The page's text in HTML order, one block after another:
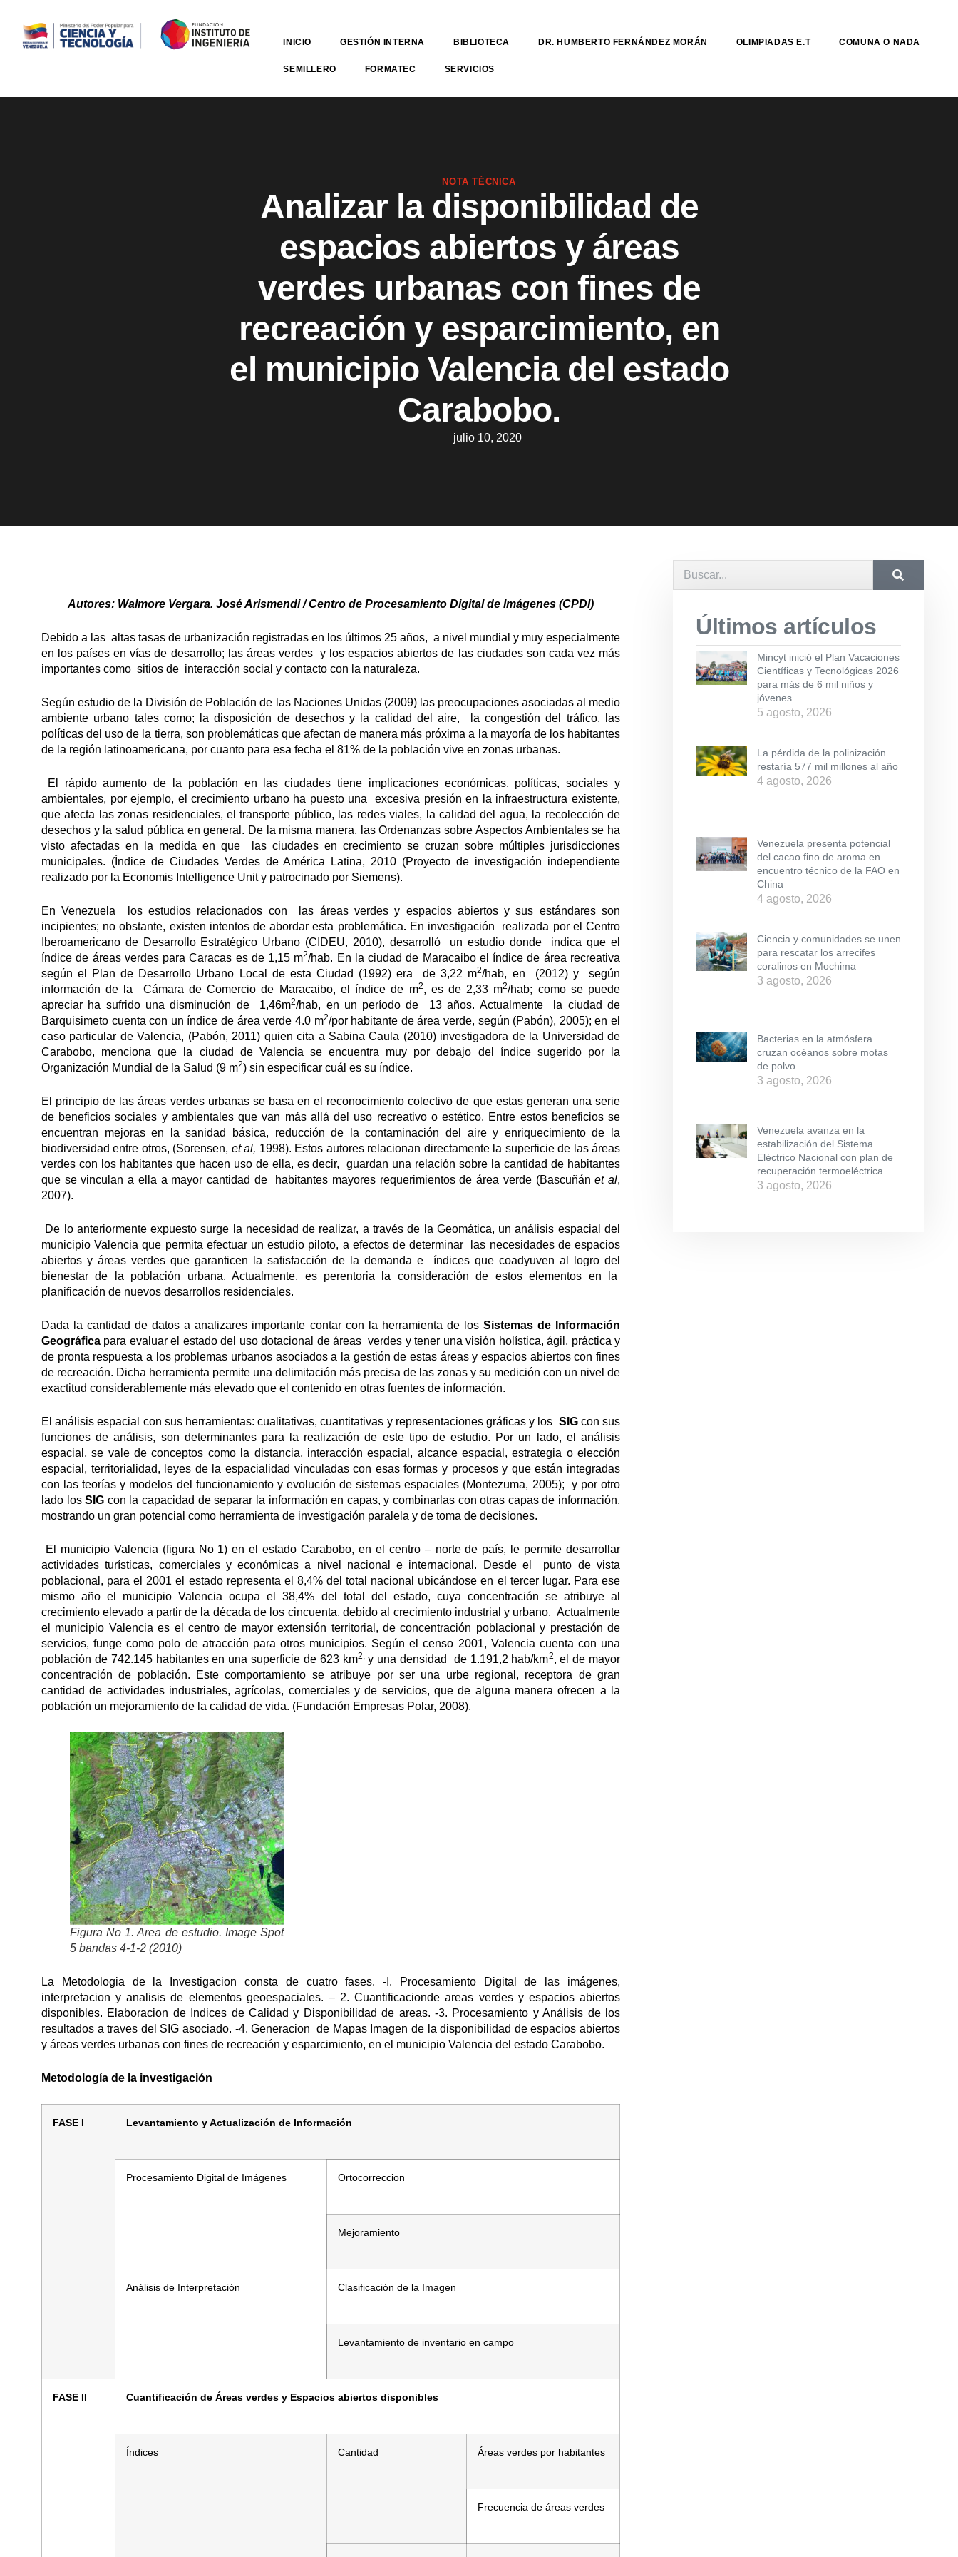
INICIO GESTIÓN INTERNA BIBLIOTECA DR. HUMBERTO FERNÁNDEZ MORÁN OLIMPIADAS E.T COMUNA O NADA
SEMILLERO FORMATEC SERVICIOS
NOTA TÉCNICA
Analizar la disponibilidad de
espacios abiertos y áreas
verdes urbanas con fines de
recreación y esparcimiento, en
el municipio Valencia del estado
Carabobo.
julio 10, 2020
Autores: Walmore Vergara. José Arismendi / Centro de Procesamiento Digital de Imágenes (CPDI)
Debido a las altas tasas de urbanización registradas en los últimos 25 años, a nivel mundial y muy especialmente
en los países en vías de desarrollo; las áreas verdes y los espacios abiertos de las ciudades son cada vez más
importantes como sitios de interacción social y contacto con la naturaleza.
Según estudio de la División de Población de las Naciones Unidas (2009) las preocupaciones asociadas al medio
ambiente urbano tales como; la disposición de desechos y la calidad del aire, la congestión del tráfico, las
políticas del uso de la tierra, son problemáticas que afectan de manera más próxima a la mayoría de los habitantes
de la región latinoamericana, por cuanto para esa fecha el 81% de la población vive en zonas urbanas.
El rápido aumento de la población en las ciudades tiene implicaciones económicas, políticas, sociales y
ambientales, por ejemplo, el crecimiento urbano ha puesto una excesiva presión en la infraestructura existente,
que afecta las zonas residenciales, el transporte público, las redes viales, la calidad del agua, la recolección de
desechos y la salud pública en general. De la misma manera, las Ordenanzas sobre Aspectos Ambientales se ha
visto afectadas en la medida en que las ciudades en crecimiento se cruzan sobre múltiples jurisdicciones
municipales. (Índice de Ciudades Verdes de América Latina, 2010 (Proyecto de investigación independiente
realizado por la Economis Intelligence Unit y patrocinado por Siemens).
En Venezuela los estudios relacionados con las áreas verdes y espacios abiertos y sus estándares son
incipientes; no obstante, existen intentos de abordar esta problemática. En investigación realizada por el Centro
Iberoamericano de Desarrollo Estratégico Urbano (CIDEU, 2010), desarrolló un estudio donde indica que el
índice de áreas verdes para Caracas es de 1,15 m2/hab. En la ciudad de Maracaibo el índice de área recreativa
según el Plan de Desarrollo Urbano Local de esta Ciudad (1992) era de 3,22 m2/hab, en (2012) y según
información de la Cámara de Comercio de Maracaibo, el índice de m2, es de 2,33 m2/hab; como se puede
apreciar ha sufrido una disminución de 1,46m2/hab, en un período de 13 años. Actualmente la ciudad de
Barquisimeto cuenta con un índice de área verde 4.0 m2/por habitante de área verde, según (Pabón), 2005); en el
caso particular de Valencia, (Pabón, 2011) quien cita a Sabina Caula (2010) investigadora de la Universidad de
Carabobo, menciona que la ciudad de Valencia se encuentra muy por debajo del índice sugerido por la
Organización Mundial de la Salud (9 m2) sin especificar cuál es su índice.
El principio de las áreas verdes urbanas se basa en el reconocimiento colectivo de que estas generan una serie
de beneficios sociales y ambientales que van más allá del uso recreativo o estético. Entre estos beneficios se
encuentran mejoras en la sanidad básica, reducción de la contaminación del aire y enriquecimiento de la
biodiversidad entre otros, (Sorensen, et al, 1998). Estos autores relacionan directamente la superficie de las áreas
verdes con los habitantes que hacen uso de ella, es decir, guardan una relación sobre la cantidad de habitantes
que se vinculan a ella a mayor cantidad de habitantes mayores requerimientos de área verde (Bascuñánet al,
2007).
De lo anteriormente expuesto surge la necesidad de realizar, a través de la Geomática, un análisis espacial del
municipio Valencia que permita efectuar un estudio piloto, a efectos de determinar las necesidades de espacios
abiertos y áreas verdes que garanticen la satisfacción de la demanda e índices que coadyuven al logro del
bienestar de la población urbana. Actualmente, es perentoria la consideración de estos elementos en la
planificación de nuevos desarrollos residenciales.
Dada la cantidad de datos a analizares importante contar con la herramienta de los Sistemas de Información
Geográfica para evaluar el estado del uso dotacional de áreas verdes y tener una visión holística, ágil, práctica y
de pronta respuesta a los problemas urbanos asociados a la gestión de estas áreas y espacios abiertos con fines
de recreación. Dicha herramienta permite una delimitación más precisa de las zonas y su medición con un nivel de
exactitud considerablemente más elevado que el contenido en otras fuentes de información.
El análisis espacial con sus herramientas: cualitativas, cuantitativas y representaciones gráficas y los SIGcon sus
funciones de análisis, son determinantes para la realización de este tipo de estudio. Por un lado, el análisis
espacial, se vale de conceptos como la distancia, interacción espacial, alcance espacial, estrategia o elección
espacial, territorialidad, leyes de la espacialidad vinculadas con esas formas y procesos y que están integradas
con las teorías y modelos del funcionamiento y evolución de sistemas espaciales (Montezuma, 2005); y por otro
lado losSIG con la capacidad de separar la información en capas, y combinarlas con otras capas de información,
mostrando un gran potencial como herramienta de investigación paralela y de toma de decisiones.
El municipio Valencia (figura No 1) en el estado Carabobo, en el centro – norte de país, le permite desarrollar
actividades turísticas, comerciales y económicas a nivel nacional e internacional. Desde el punto de vista
poblacional, para el 2001 el estado representa el 8,4% del total nacional ubicándose en el tercer lugar. Para ese
mismo año el municipio Valencia ocupa el 38,4% del total del estado, cuya concentración se atribuye al
crecimiento elevado a partir de la década de los cincuenta, debido al crecimiento industrial y urbano. Actualmente
el municipio Valencia es el centro de mayor extensión territorial, de concentración poblacional y prestación de
servicios, funge como polo de atracción para otros municipios. Según el censo 2001, Valencia cuenta con una
población de 742.145 habitantes en una superficie de 623 km2,y una densidad de 1.191,2 hab/km2, el de mayor
concentración de población. Este comportamiento se atribuye por ser una urbe regional, receptora de gran
cantidad de actividades industriales, agrícolas, comerciales y de servicios, que de alguna manera ofrecen a la
población un mejoramiento de la calidad de vida. (Fundación Empresas Polar, 2008).
Figura No 1. Area de estudio. Image Spot
5 bandas 4-1-2 (2010)
La Metodologia de la Investigacion consta de cuatro fases. -I. Procesamiento Digital de las imágenes,
interpretacion y analisis de elementos geoespaciales. – 2. Cuantificacionde areas verdes y espacios abiertos
disponibles. Elaboracion de Indices de Calidad y Disponibilidad de areas. -3. Procesamiento y Análisis de los
resultados a traves del SIG asociado. -4. Generacion de Mapas Imagen de la disponibilidad de espacios abiertos
y áreas verdes urbanas con fines de recreación y esparcimiento, en el municipio Valencia del estado Carabobo.
Metodología de la investigación
FASE I Levantamiento y Actualización de Información
Procesamiento Digital de Imágenes Ortocorreccion
Mejoramiento
Análisis de Interpretación Clasificación de la Imagen
Levantamiento de inventario en campo
FASE II Cuantificación de Áreas verdes y Espacios abiertos disponibles
Índices Cantidad Áreas verdes por habitantes
Frecuencia de áreas verdes
Últimos artículos
Mincyt inició el Plan Vacaciones
Científicas y Tecnológicas 2026
para más de 6 mil niños y
jóvenes
5 agosto, 2026
La pérdida de la polinización
restaría 577 mil millones al año
4 agosto, 2026
Venezuela presenta potencial
del cacao fino de aroma en
encuentro técnico de la FAO en
China
4 agosto, 2026
Ciencia y comunidades se unen
para rescatar los arrecifes
coralinos en Mochima
3 agosto, 2026
Bacterias en la atmósfera
cruzan océanos sobre motas
de polvo
3 agosto, 2026
Venezuela avanza en la
estabilización del Sistema
Eléctrico Nacional con plan de
recuperación termoeléctrica
3 agosto, 2026